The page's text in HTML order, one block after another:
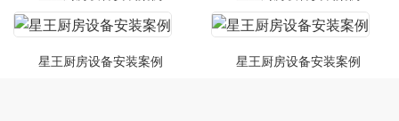
星王厨房设备安装案例 星王厨房设备安装案例